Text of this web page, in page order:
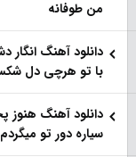
من طوفانه
دانلود آهنگ انگار
با تو هرچی دل
دانلود آهنگ
سیاره دور تو میگردم